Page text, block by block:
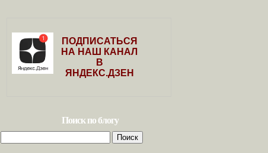
ПОДПИСАТЬСЯ
НА НАШ КАНАЛ
В
ЯНДЕКС.ДЗЕН
Поиск по блогу
Найти: